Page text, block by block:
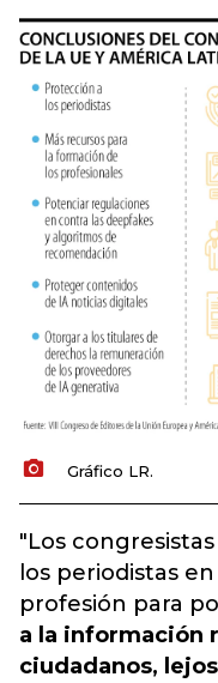
Gráfico LR.
"Los
los periodistas
profesión para
a la información
ciudadanos,